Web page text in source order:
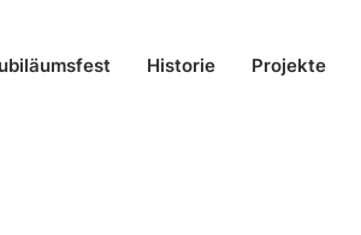
Historie Projekte